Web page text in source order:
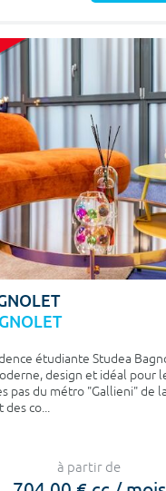
étudiante Studea
design et idéal pour
pas du métro "Gallieni" de
des co...
à partir de